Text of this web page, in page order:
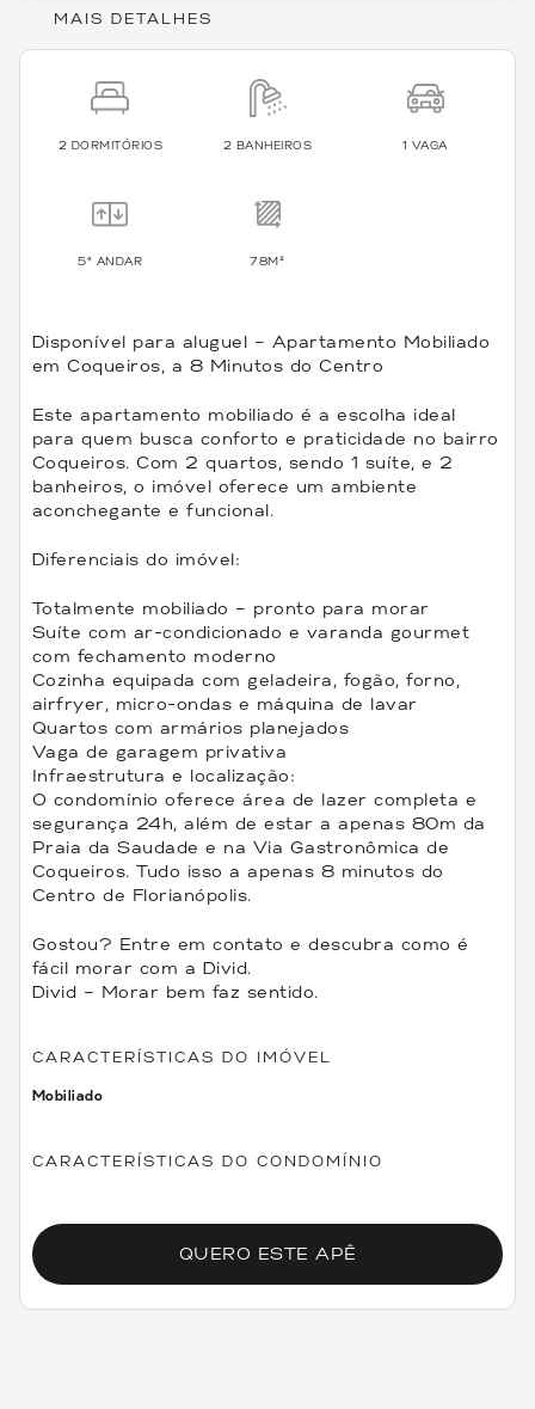
MAIS DETALHES
2 DORMITÓRIOS 2 BANHEIROS 1 VAGA
5º ANDAR 78M²
Disponível para aluguel – Apartamento Mobiliado
em Coqueiros, a 8 Minutos do Centro
Este apartamento mobiliado é a escolha ideal
para quem busca conforto e praticidade no bairro
Coqueiros. Com 2 quartos, sendo 1 suíte, e 2
banheiros, o imóvel oferece um ambiente
aconchegante e funcional.
Diferenciais do imóvel:
Totalmente mobiliado – pronto para morar
Suíte com ar-condicionado e varanda gourmet
com fechamento moderno
Cozinha equipada com geladeira, fogão, forno,
airfryer, micro-ondas e máquina de lavar
Quartos com armários planejados
Vaga de garagem privativa
Infraestrutura e localização:
O condomínio oferece área de lazer completa e
segurança 24h, além de estar a apenas 80m da
Praia da Saudade e na Via Gastronômica de
Coqueiros. Tudo isso a apenas 8 minutos do
Centro de Florianópolis.
Gostou? Entre em contato e descubra como é
fácil morar com a Divid.
Divid – Morar bem faz sentido.
CARACTERÍSTICAS DO IMÓVEL
Mobiliado
CARACTERÍSTICAS DO CONDOMÍNIO
QUERO ESTE APÊ